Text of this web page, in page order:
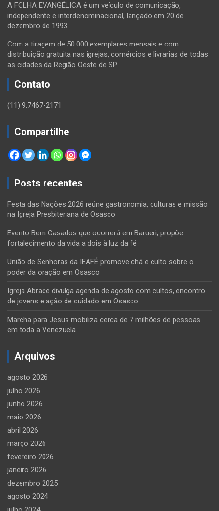
A FOLHA EVANGÉLICA é um veículo de comunicação,
independente e interdenominacional, lançado em 20 de
dezembro de 1993.
Com a tiragem de 50.000 exemplares mensais e com
distribuição gratuita nas igrejas, comércios e livrarias de todas
as cidades da Região Oeste de SP.
Contato
(11) 9.7467-2171
Compartilhe
Posts recentes
Festa das Nações 2026 reúne gastronomia, culturas e missão
na Igreja Presbiteriana de Osasco
Evento Bem Casados que ocorrerá em Barueri, propõe
fortalecimento da vida a dois à luz da fé
União de Senhoras da IEAFÉ promove chá e culto sobre o
poder da oração em Osasco
Igreja Abrace divulga agenda de agosto com cultos, encontro
de jovens e ação de cuidado em Osasco
Marcha para Jesus mobiliza cerca de 7 milhões de pessoas
em toda a Venezuela
Arquivos
agosto 2026
julho 2026
junho 2026
maio 2026
abril 2026
março 2026
fevereiro 2026
janeiro 2026
dezembro 2025
agosto 2024